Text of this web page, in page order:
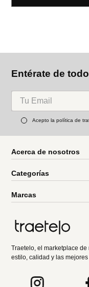
Entérate de
Acepto la política de
Acerca de nosotros
Categorías
Marcas
Traetelo, el marketplace
estilo, calidad y las